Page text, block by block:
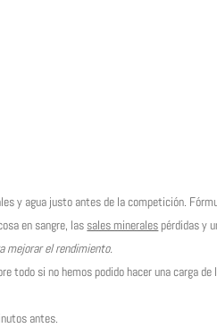
y agua justo antes de la competición.
en sangre, las sales mineralespérdidas y
mejorar el rendimiento.
todo si no hemos podido hacer una carga
antes.